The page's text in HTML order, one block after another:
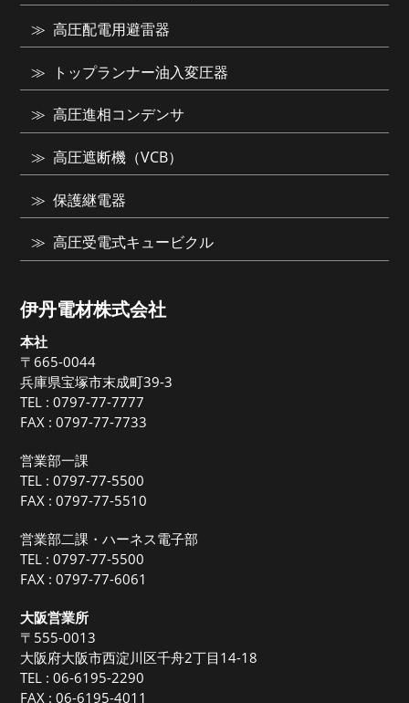
伊丹電材株式会社
本社
〒665-0044
兵庫県宝塚市末成町39-3
TEL :0797-77-7777
FAX : 0797-77-7733
営業部一課
TEL :0797-77-5500
FAX : 0797-77-5510
営業部二課・ハーネス電子部
TEL :0797-77-5500
FAX : 0797-77-6061
大阪営業所
〒555-0013
大阪府大阪市西淀川区千舟2丁目14-18
TEL :06-6195-2290
FAX : 06-6195-4011
高圧配電用避雷器
トップランナー油入変圧器
高圧進相コンデンサ
高圧遮断機（VCB）
保護継電器
高圧受電式キュービクル